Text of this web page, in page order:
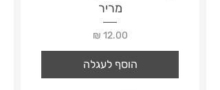
מריר
מחיר
הוסף לעגלה